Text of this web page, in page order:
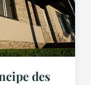
des